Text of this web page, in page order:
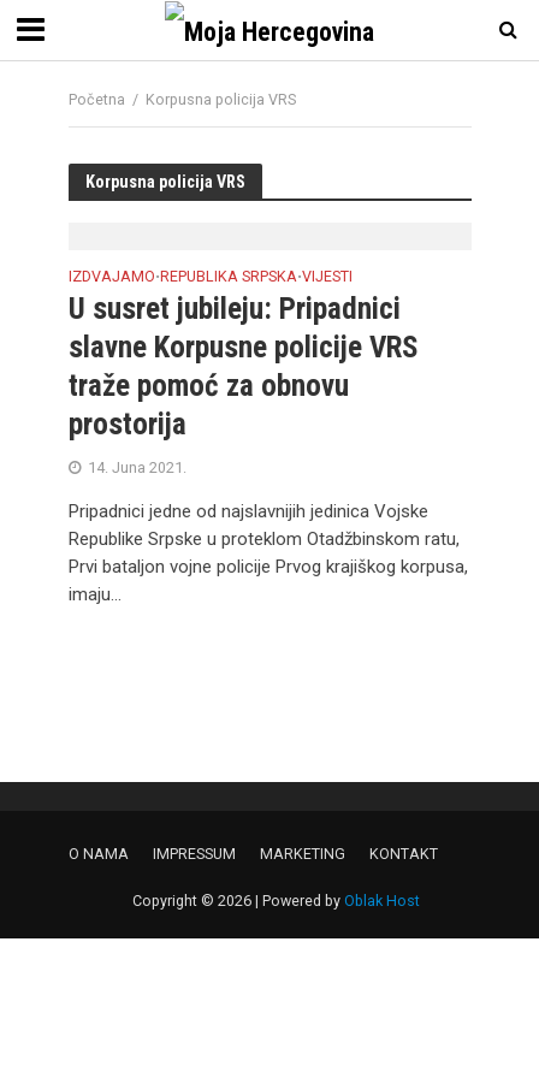
Početna / Korpusna policija VRS
Korpusna policija VRS
IZDVAJAMO•REPUBLIKA SRPSKA•VIJESTI
U susret jubileju: Pripadnici
slavne Korpusne policije VRS
traže pomoć za obnovu
prostorija
14. Juna 2021.
Pripadnici jedne od najslavnijih jedinica Vojske
Republike Srpske u proteklom Otadžbinskom ratu,
Prvi bataljon vojne policije Prvog krajiškog korpusa,
imaju...
O NAMA IMPRESSUM MARKETING KONTAKT
Copyright © 2026 | Powered by Oblak Host